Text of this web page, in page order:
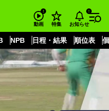
動画 特集 お知らせ
NPB 日程・結果 順位表
もっと見る